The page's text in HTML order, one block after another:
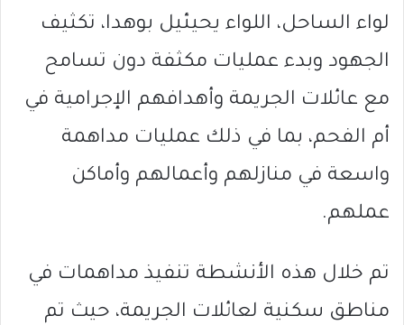
لواء الساحل، اللواء يحيئيل بوهدا، تكثيف
الجهود وبدء عمليات مكثفة دون تسامح
مع عائلات الجريمة وأهدافهم الإجرامية في
أم الفحم، بما في ذلك عمليات مداهمة
واسعة في منازلهم وأعمالهم وأماكن
عملهم.
تم خلال هذه الأنشطة تنفيذ مداهمات في
مناطق سكنية لعائلات الجريمة، حيث تم